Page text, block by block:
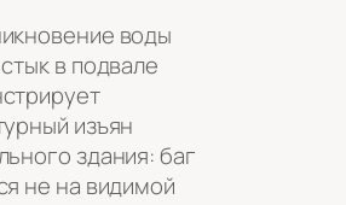
воды
в подвале
изъян
здания: баг
не на видимой